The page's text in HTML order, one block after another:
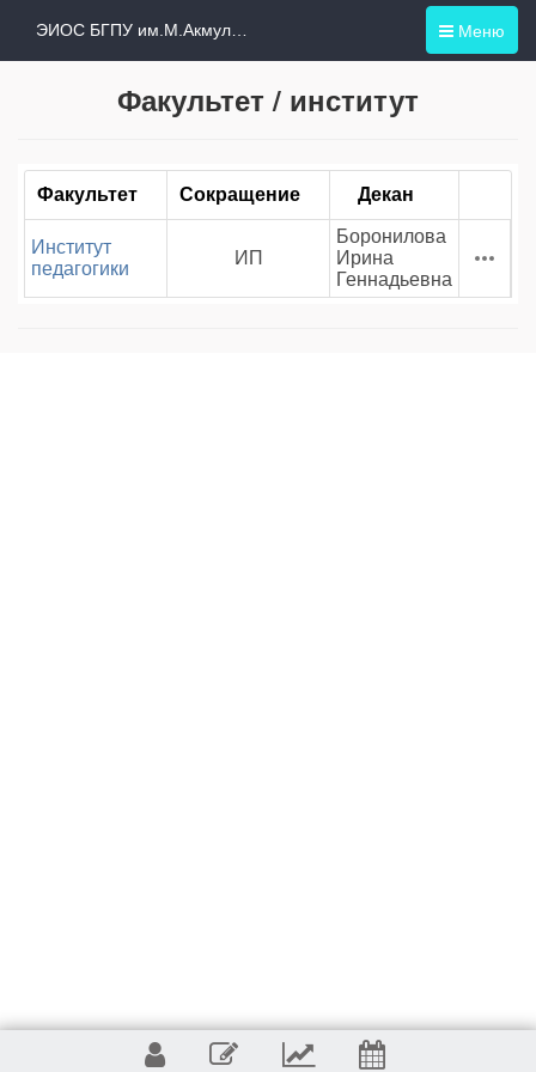
Меню
Факультет / институт
Факультет Сокращение Декан
Институт
педагогики
ИП
Боронилова
Ирина
Геннадьевна